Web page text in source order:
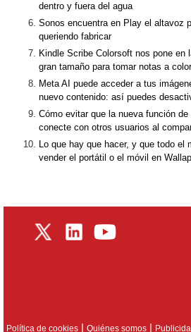
dentro y fuera del agua
Sonos encuentra en Play el altavoz
queriendo fabricar
Kindle Scribe Colorsoft nos pone en
gran tamaño para tomar notas a color
Meta AI puede acceder a tus
nuevo contenido: así puedes
Cómo evitar que la nueva función
conecte con otros usuarios al
Lo que hay que hacer, y que todo el
vender el portátil o el móvil en
Política de cookies| Quiénes somos|